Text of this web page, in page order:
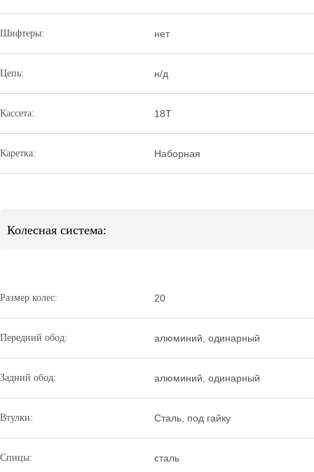
Шифтеры: нет
Цепь: н/д
Кассета: 18T
Каретка: Наборная
Колесная система:
Размер колес: 20
Передний обод: алюминий, одинарный
Задний обод: алюминий, одинарный
Втулки: Сталь, под гайку
Спицы: сталь